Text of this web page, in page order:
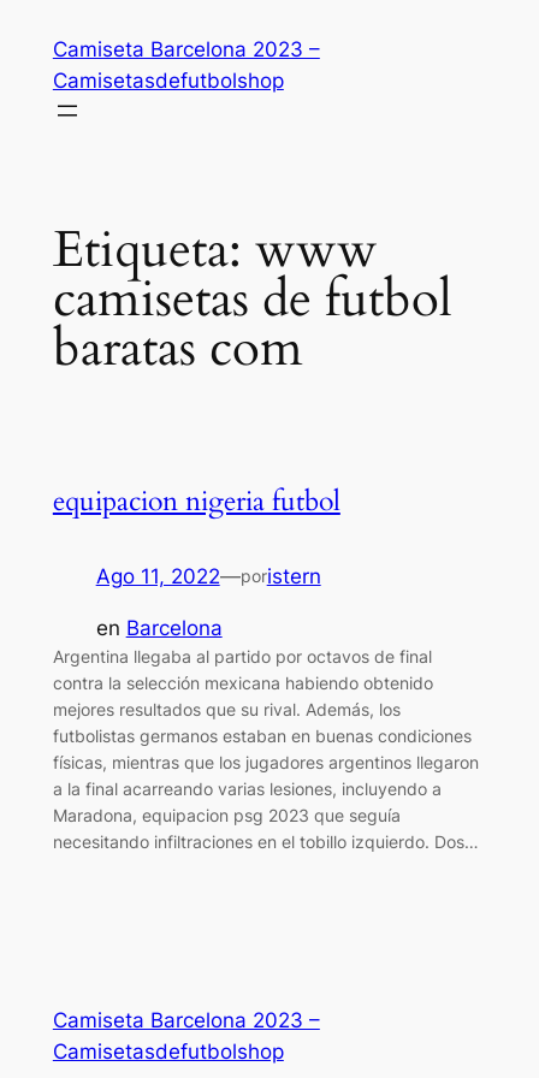
contenido
Camiseta Barcelona 2023 –
Camisetasdefutbolshop
Etiqueta: www
camisetas de futbol
baratas com
equipacion nigeria futbol
Ago 11, 2022—poristern
en Barcelona
Argentina llegaba al partido por octavos de final
contra la selección mexicana habiendo obtenido
mejores resultados que su rival. Además, los
futbolistas germanos estaban en buenas condiciones
físicas, mientras que los jugadores argentinos llegaron
a la final acarreando varias lesiones, incluyendo a
Maradona, equipacion psg 2023 que seguía
necesitando infiltraciones en el tobillo izquierdo. Dos…
Camiseta Barcelona 2023 –
Camisetasdefutbolshop